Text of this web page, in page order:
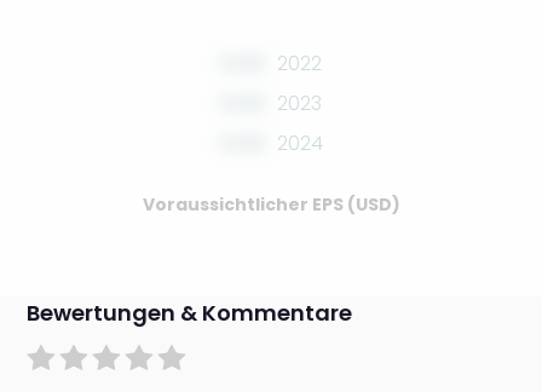
2022
2023
2024
Voraussichtlicher EPS (USD)
Bewertungen & Kommentare